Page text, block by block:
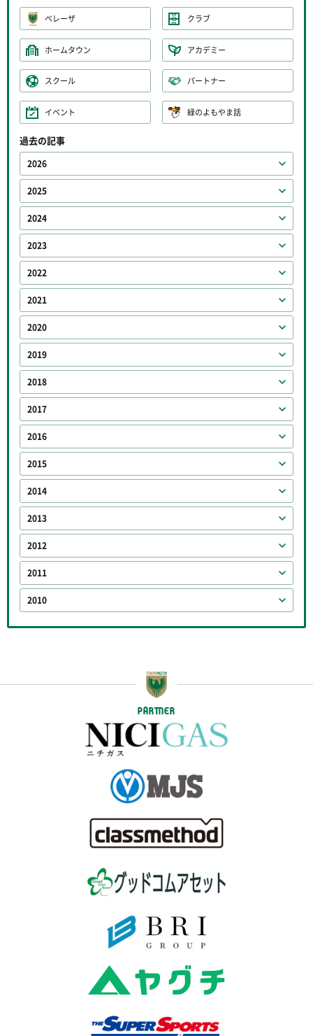
ベレーザ クラブ
ホームタウン アカデミー
スクール パートナー
イベント 緑のよもやま話
過去の記事
2026
2025
2024
2023
2022
2021
2020
2019
2018
2017
2016
2015
2014
2013
2012
2011
2010
PARTNER